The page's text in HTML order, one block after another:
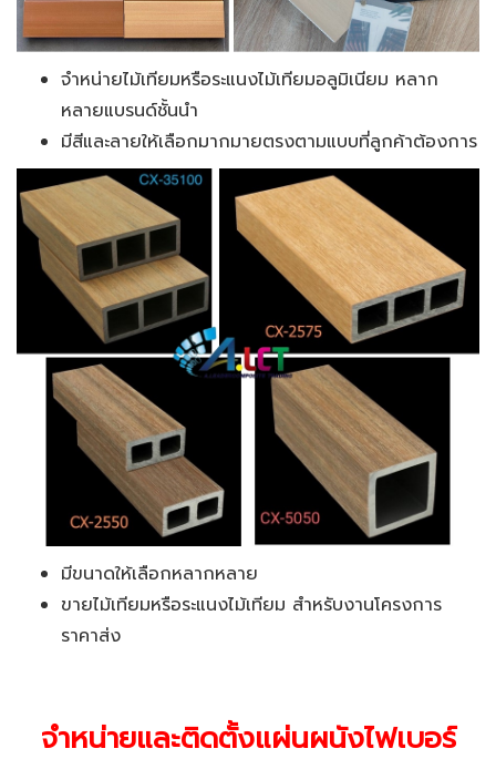
จำหน่ายไม้เทียมหรือระแนงไม้เทียมอลูมิเนียม หลาก
หลายแบรนด์ชั้นนำ
มีสีและลายให้เลือกมากมายตรงตามแบบที่ลูกค้าต้องการ
มีขนาดให้เลือกหลากหลาย
ขายไม้เทียมหรือระแนงไม้เทียม สำหรับงานโครงการ
ราคาส่ง
จำหน่ายและติดตั้งแผ่นผนังไฟเบอร์